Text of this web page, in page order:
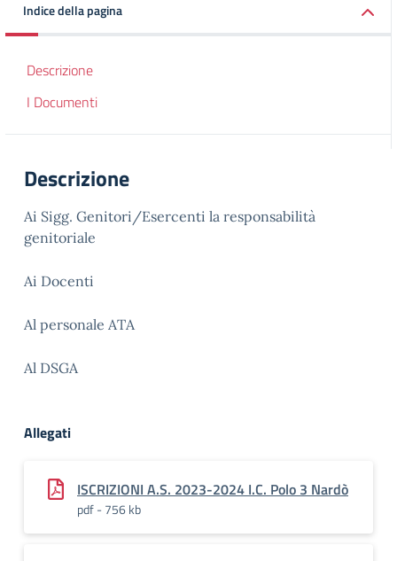
Indice della pagina
Descrizione
I Documenti
Descrizione
Ai Sigg. Genitori/Esercenti la responsabilità
genitoriale
Ai Docenti
Al personale ATA
Al DSGA
Allegati
ISCRIZIONI A.S. 2023-2024 I.C. Polo 3 Nardò
pdf - 756 kb